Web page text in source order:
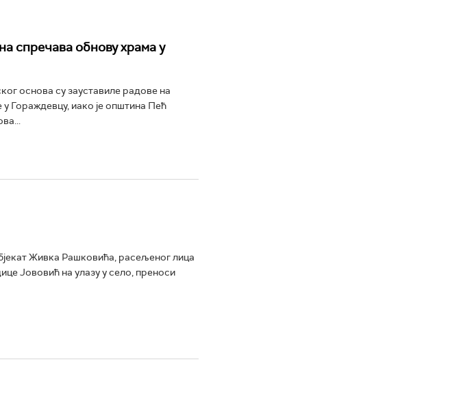
спречава обнову храма у
основа су зауставиле радове на
Гораждевцу, иако је општина Пећ
Живка Рашковића, расељеног лица
Јововић на улазу у село, преноси